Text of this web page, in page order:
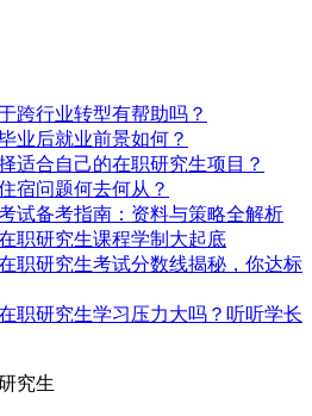
跨行业转型有帮助吗？
业后就业前景如何？
适合自己的在职研究生项目？
宿问题何去何从？
试备考指南：资料与策略全解析
职研究生课程学制大起底
职研究生考试分数线揭秘，你达标
职研究生学习压力大吗？听听学长